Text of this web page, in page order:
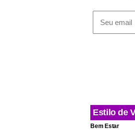
gaúcha
Dourado,
Estilo de
Bem Estar